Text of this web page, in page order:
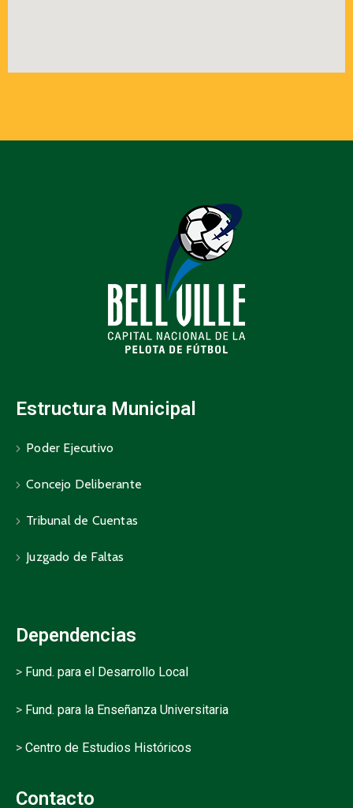
Estructura Municipal
Poder Ejecutivo
Concejo Deliberante
Tribunal de Cuentas
Juzgado de Faltas
Dependencias
> Fund. para el Desarrollo Local
> Fund. para la Enseñanza Universitaria
> Centro de Estudios Históricos
Contacto